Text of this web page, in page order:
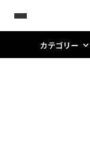
カテゴリー